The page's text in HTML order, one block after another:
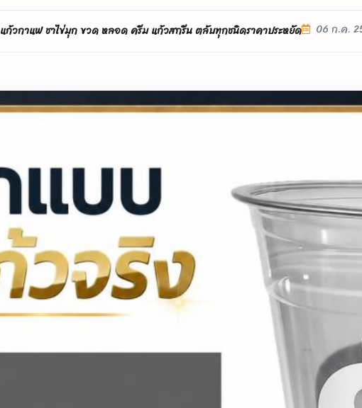
แก้วกาแฟ ชาไข่มุก ขวด หลอด ครีม แก้วสกรีน ตลับทุกชนิดราคาประหยัด 06 ก.ค.